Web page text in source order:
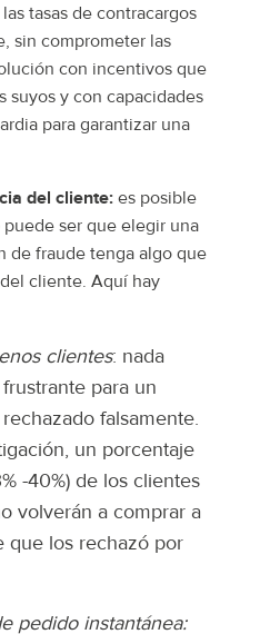
tasas de contracargos
sin comprometer las
con incentivos que
suyos y con capacidades
para garantizar una
del cliente: es posible
ser que elegir una
de fraude tenga algo que
cliente. Aquí hay
clientes: nada
para un
falsamente.
un porcentaje
-40%) de los clientes
volverán a comprar a
que los rechazó por
pedido instantánea: